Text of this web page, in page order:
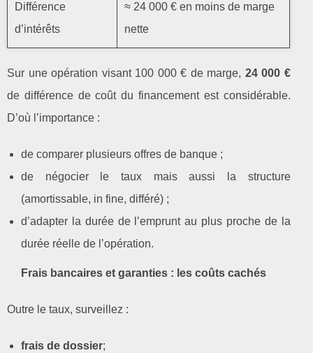
Différence
d’intérêts
≈ 24 000 € en moins de marge
nette
Sur une opération visant 100 000 € de marge, 24 000 €
de différence de coût du financement est considérable.
D’où l’importance :
de comparer plusieurs offres de banque ;
de négocier le taux mais aussi la structure
(amortissable, in fine, différé) ;
d’adapter la durée de l’emprunt au plus proche de la
durée réelle de l’opération.
Frais bancaires et garanties : les coûts cachés
Outre le taux, surveillez :
frais de dossier;